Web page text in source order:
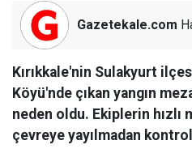
Gazetekale.com
Kırıkkale'nin Sulakyurt
Köyü'nde çıkan yangın
neden oldu. Ekiplerin hızlı
çevreye yayılmadan kontrol